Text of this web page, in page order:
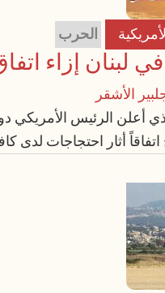
الحرب
لبنان إزاء
الأشقر
أعلن الرئيس الأمريكي
اتفاقاً أثار احتجاجات